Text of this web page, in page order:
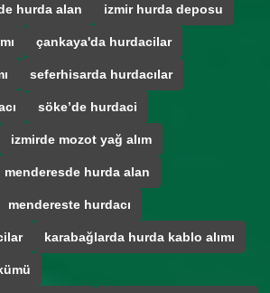
hurda alan izmir hurda deposu
çankaya'da hurdacilar
seferhisarda hurdacılar
söke’de hurdaci
izmirde mozot yağ alım
menderesde hurda alan
mendereste hurdacı
karabağlarda hurda kablo alımı